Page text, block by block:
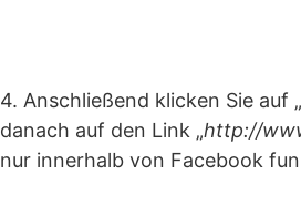
4. Anschließend klicken Sie
danach auf den Link „http://
nur innerhalb von Facebook